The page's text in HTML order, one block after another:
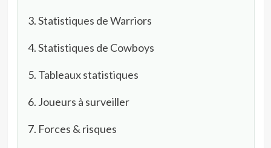
Statistiques de Warriors
Statistiques de Cowboys
Tableaux statistiques
Joueurs à surveiller
Forces & risques